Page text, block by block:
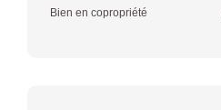
Bien en copropriété